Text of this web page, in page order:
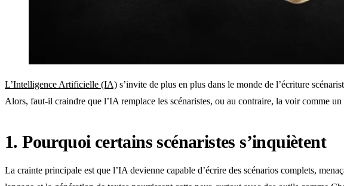
L’Intelligence Artificielle (IA) s’invite de plus en plus dans le monde de l’écriture
Alors, faut-il craindre que l’IA remplace les scénaristes, ou au contraire, la voir comme un
1. Pourquoi certains scénaristes s’inquiètent
La crainte principale est que l’IA devienne capable d’écrire des scénarios complets,